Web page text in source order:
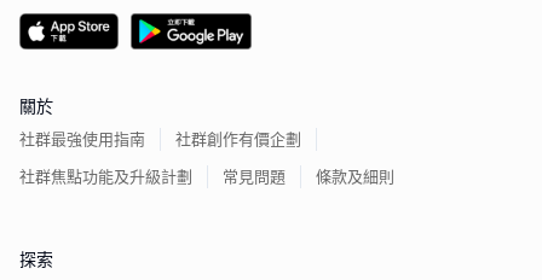
關於
社群最強使用指南
社群創作有價企劃
社群焦點功能及升級計劃
常見問題 條款及細則
探索